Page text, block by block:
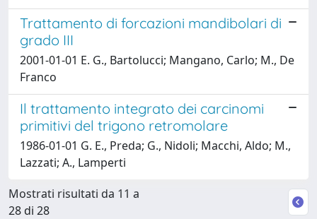
Trattamento di forcazioni mandibolari di
grado III
2001-01-01 E. G., Bartolucci; Mangano, Carlo; M., De
Franco
Il trattamento integrato dei carcinomi
primitivi del trigono retromolare
1986-01-01 G. E., Preda; G., Nidoli; Macchi, Aldo; M.,
Lazzati; A., Lamperti
Mostrati risultati da 11 a
28 di 28